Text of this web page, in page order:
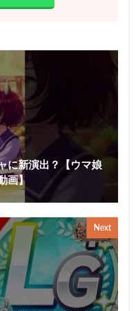
に新演出？【ウマ娘
画】
Next